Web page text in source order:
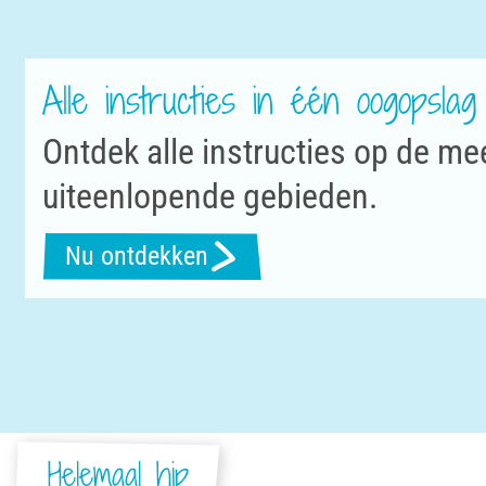
Alle instructies in één oogopslag
Ontdek alle instructies op de
uiteenlopende gebieden.
Nu ontdekken
Helemaal hip